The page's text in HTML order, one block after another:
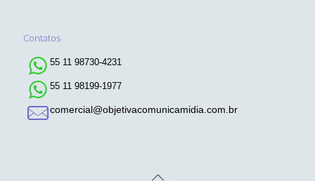
Contatos
55 11 98730-4231
55 11 98199-1977
comercial@objetivacomunicamidia.com.br